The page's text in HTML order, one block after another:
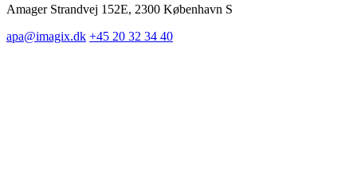
Amager Strandvej 152E, 2300 København S
apa@imagix.dk +45 20 32 34 40